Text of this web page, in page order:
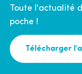
Toute l'actualité
poche !
Télécharger